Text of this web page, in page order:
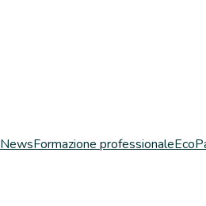
NewsFormazione professionale